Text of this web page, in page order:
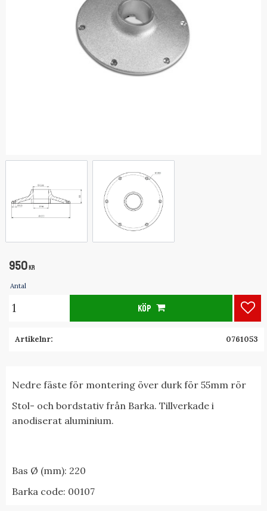
950 KR
Antal
KÖP
Artikelnr 0761053
Nedre fäste för montering över durk för 55mm rör
Stol- och bordstativ från Barka. Tillverkade i
anodiserat aluminium.
Bas Ø (mm): 220
Barka code: 00107